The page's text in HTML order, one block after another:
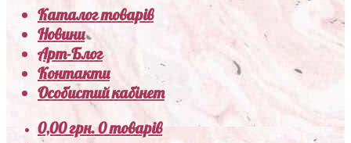
Каталог товарів
Новини
Арт-Блог
Контакти
Особистий кабінет
0,00грн.0 товарів